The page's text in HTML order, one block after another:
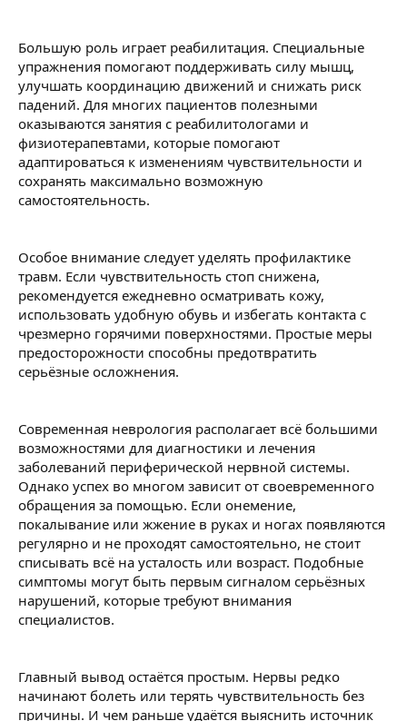
Большую роль играет реабилитация. Специальные
упражнения помогают поддерживать силу мышц,
улучшать координацию движений и снижать риск
падений. Для многих пациентов полезными
оказываются занятия с реабилитологами и
физиотерапевтами, которые помогают
адаптироваться к изменениям чувствительности и
сохранять максимально возможную
самостоятельность.
Особое внимание следует уделять профилактике
травм. Если чувствительность стоп снижена,
рекомендуется ежедневно осматривать кожу,
использовать удобную обувь и избегать контакта с
чрезмерно горячими поверхностями. Простые меры
предосторожности способны предотвратить
серьёзные осложнения.
Современная неврология располагает всё большими
возможностями для диагностики и лечения
заболеваний периферической нервной системы.
Однако успех во многом зависит от своевременного
обращения за помощью. Если онемение,
покалывание или жжение в руках и ногах появляются
регулярно и не проходят самостоятельно, не стоит
списывать всё на усталость или возраст. Подобные
симптомы могут быть первым сигналом серьёзных
нарушений, которые требуют внимания
специалистов.
Главный вывод остаётся простым. Нервы редко
начинают болеть или терять чувствительность без
причины. И чем раньше удаётся выяснить источник